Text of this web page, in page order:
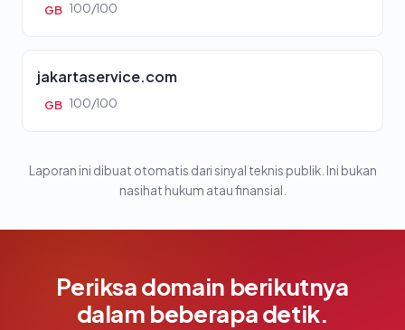
GB 100/100
jakartaservice.com
GB 100/100
Laporan ini dibuat otomatis dari sinyal teknis publik. Ini bukan
nasihat hukum atau finansial.
Periksa domain berikutnya
dalam beberapa detik.